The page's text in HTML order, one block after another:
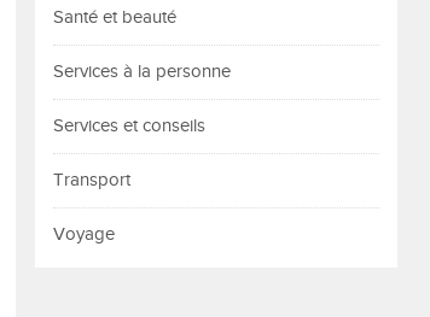
Santé et beauté
Services à la personne
Services et conseils
Transport
Voyage